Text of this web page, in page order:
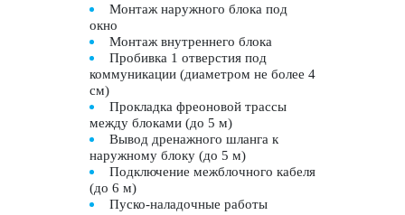
Монтаж наружного блока под
окно
Монтаж внутреннего блока
Пробивка 1 отверстия под
коммуникации (диаметром не более 4
см)
Прокладка фреоновой трассы
между блоками (до 5 м)
Вывод дренажного шланга к
наружному блоку (до 5 м)
Подключение межблочного кабеля
(до 6 м)
Пуско-наладочные работы